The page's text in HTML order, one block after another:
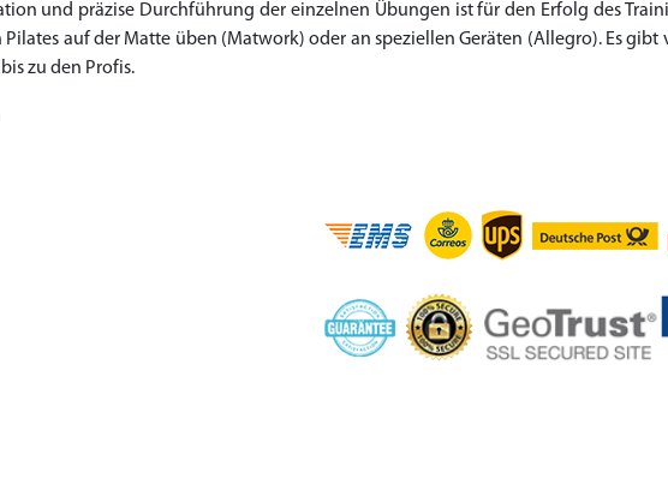
und präzise Durchführung der einzelnen Übungen ist für den Erfolg des
Pilates auf der Matte üben (Matwork) oder an speziellen Geräten (Allegro). Es gibt
zu den Profis.